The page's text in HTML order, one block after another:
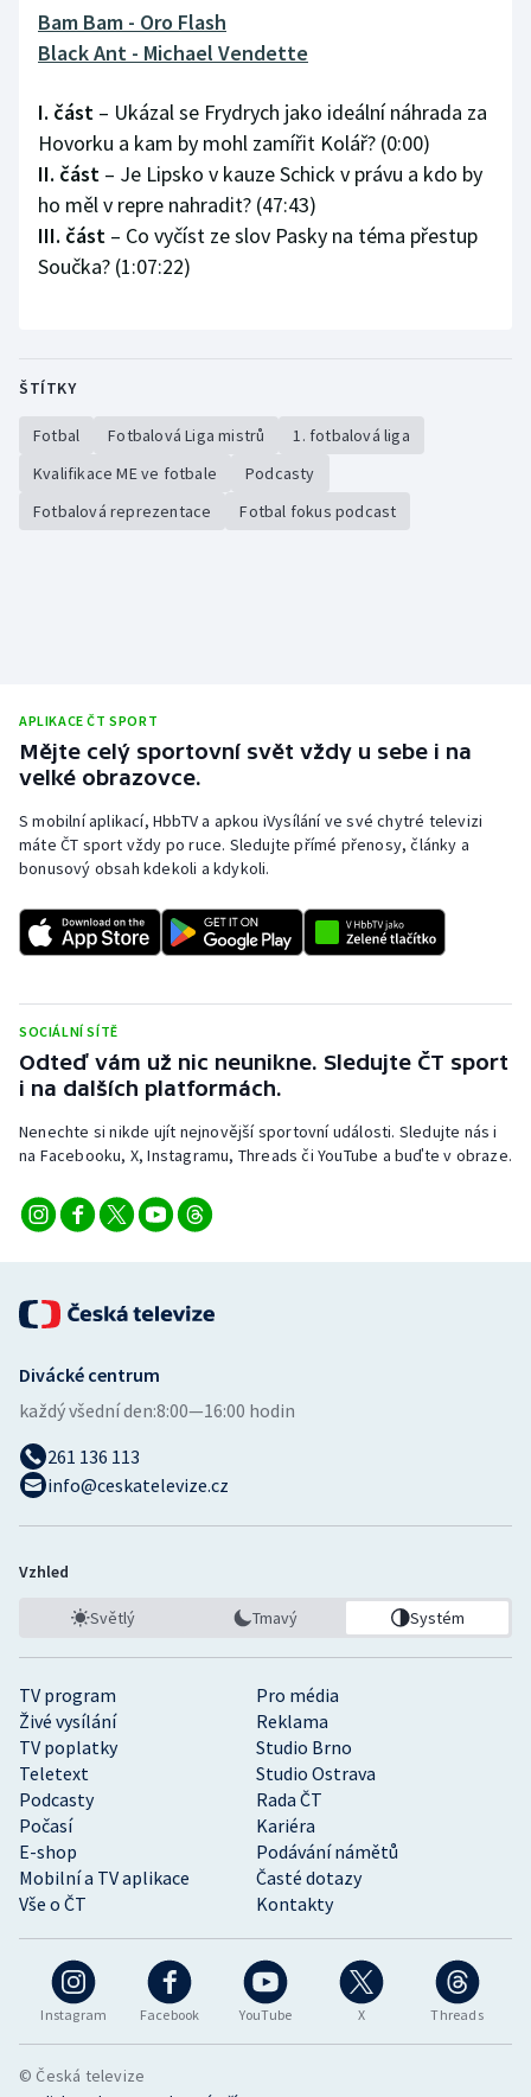
Parasport
Plavání
Plážový volejbal
Ragby
Sportovní střelba
Stolní tenis
Volejbal
Bam Bam - Oro Flash
Black Ant - Michael Vendette
I. část – Ukázal se Frydrych jako ideální náhrada za
Hovorku a kam by mohl zamířit Kolář? (0:00)
II. část – Je Lipsko v kauze Schick v právu a kdo by
ho měl v repre nahradit? (47:43)
III. část – Co vyčíst ze slov Pasky na téma přestup
Součka? (1:07:22)
ŠTÍTKY
Fotbal Fotbalová Liga mistrů
1. fotbalová liga
Kvalifikace ME ve fotbale
Podcasty
Fotbalová reprezentace
Fotbal fokus podcast
APLIKACE ČT SPORT
Mějte celý sportovní svět vždy u sebe i na
velké obrazovce.
S mobilní aplikací, HbbTV a apkou iVysílání ve své chytré televizi
máte ČT sport vždy po ruce. Sledujte přímé přenosy, články a
bonusový obsah kdekoli a kdykoli.
SOCIÁLNÍ SÍTĚ
Odteď vám už nic neunikne. Sledujte ČT sport
i na dalších platformách.
Nenechte si nikde ujít nejnovější sportovní události. Sledujte nás i
na Facebooku, X, Instagramu, Threads či YouTube a buďte v obraze.
Instagram Facebook YouTube X Threads
TV program
Pro média
Živé vysílání
Reklama
TV poplatky
Studio Brno
Teletext
Studio Ostrava
Podcasty
Rada ČT
Počasí
Kariéra
E-shop
Podávání námětů
Mobilní a TV aplikace
Časté dotazy
Vše o ČT
Kontakty
Divácké centrum
každý všední den:8:00—16:00 hodin
261 136 113
info@ceskatelevize.cz
Vzhled
Světlý Tmavý Systém
© Česká televize